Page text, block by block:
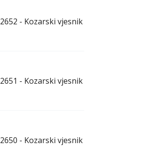
2652 - Kozarski vjesnik - 31.7.2026.
2651 - Kozarski vjesnik - 24.7.2026.
2650 - Kozarski vjesnik - 17.7.2026.